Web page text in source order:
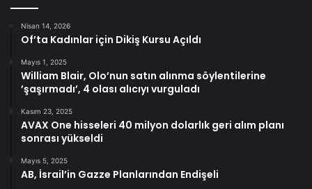
Nisan 14, 2026
Of’ta Kadınlar için Dikiş Kursu Açıldı
Mayıs 1, 2025
William Blair, Olo’nun satın alınma söylentilerine
’şaşırmadı’, 4 olası alıcıyı vurguladı
Kasım 23, 2025
AVAX One hisseleri 40 milyon dolarlık geri alım planı
sonrası yükseldi
Mayıs 5, 2025
AB, İsrail’in Gazze Planlarından Endişeli